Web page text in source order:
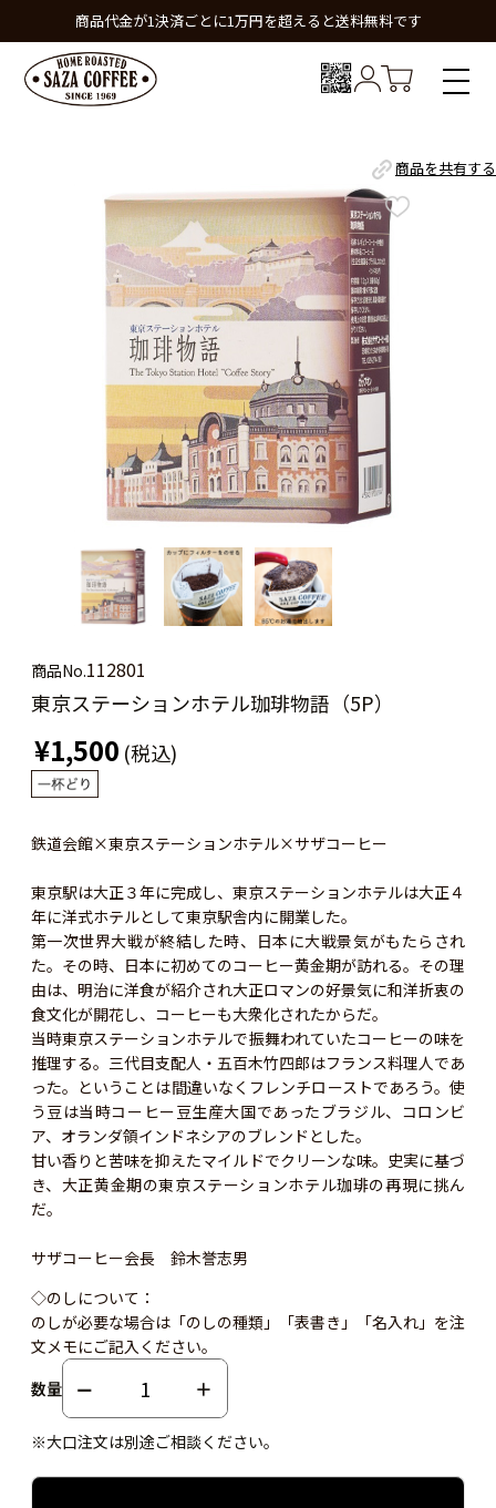
商品代金が1決済ごとに1万円を超えると送料無料です
商品を共有する
商品No.112801
東京ステーションホテル珈琲物語（5P）
¥1,500 (税込)
鉄道会館×東京ステーションホテル×サザコーヒー
東京駅は大正３年に完成し、東京ステーションホテルは大正４
年に洋式ホテルとして東京駅舎内に開業した。
第一次世界大戦が終結した時、日本に大戦景気がもたらされ
た。その時、日本に初めてのコーヒー黄金期が訪れる。その理
由は、明治に洋食が紹介され大正ロマンの好景気に和洋折衷の
食文化が開花し、コーヒーも大衆化されたからだ。
当時東京ステーションホテルで振舞われていたコーヒーの味を
推理する。三代目支配人・五百木竹四郎はフランス料理人であ
った。ということは間違いなくフレンチローストであろう。使
う豆は当時コーヒー豆生産大国であったブラジル、コロンビ
ア、オランダ領インドネシアのブレンドとした。
甘い香りと苦味を抑えたマイルドでクリーンな味。史実に基づ
き、大正黄金期の東京ステーションホテル珈琲の再現に挑ん
だ。
サザコーヒー会長 鈴木誉志男
◇のしについて：
のしが必要な場合は「のしの種類」「表書き」「名入れ」を注
文メモにご記入ください。
数量
※大口注文は別途ご相談ください。